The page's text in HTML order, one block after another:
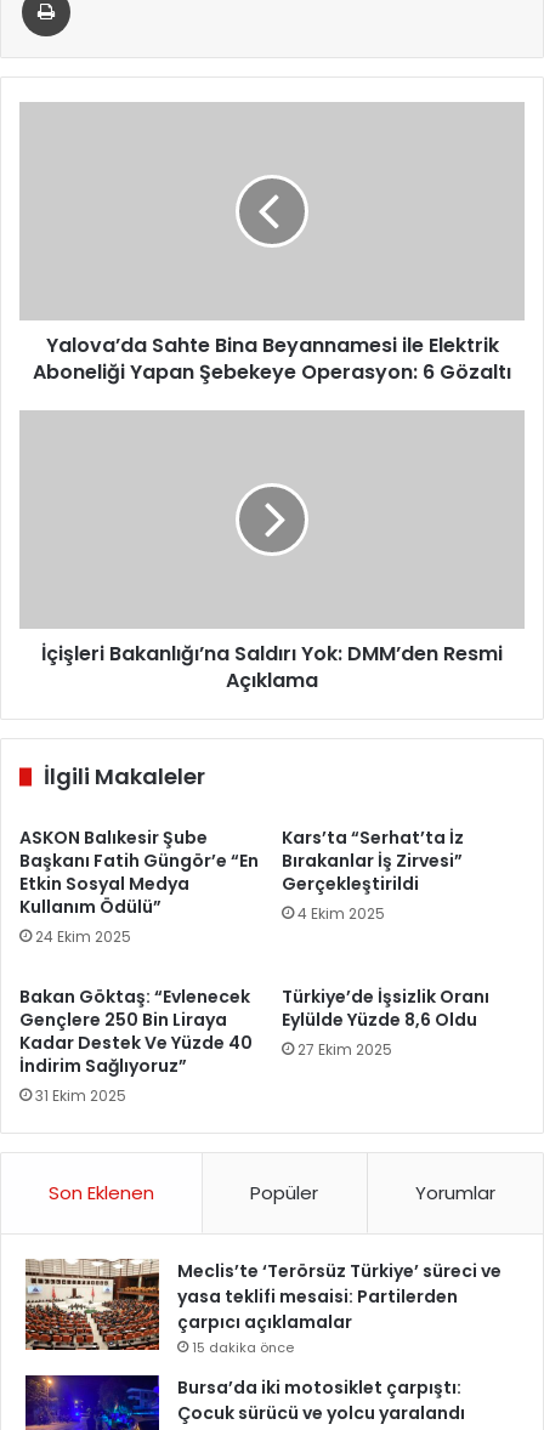
Şebekeye
Operasyon:
Yalova’da Sahte Bina Beyannamesi ile Elektrik
Aboneliği Yapan Şebekeye Operasyon: 6 Gözaltı
İçişleri Bakanlığı’na Saldırı Yok: DMM’den Resmi
Açıklama
İlgili Makaleler
ASKON Balıkesir Şube
Başkanı Fatih Güngör’e “En
Etkin Sosyal Medya
Kullanım Ödülü”
24 Ekim 2025
Kars’ta “Serhat’ta İz
Bırakanlar İş Zirvesi”
Gerçekleştirildi
4 Ekim 2025
Bakan Göktaş: “Evlenecek
Gençlere 250 Bin Liraya
Kadar Destek Ve Yüzde 40
İndirim Sağlıyoruz”
31 Ekim 2025
Türkiye’de İşsizlik Oranı
Eylülde Yüzde 8,6 Oldu
27 Ekim 2025
Son Eklenen Popüler Yorumlar
Meclis’te ‘Terörsüz Türkiye’ süreci ve
yasa teklifi mesaisi: Partilerden
çarpıcı açıklamalar
15 dakika önce
Bursa’da iki motosiklet çarpıştı:
Çocuk sürücü ve yolcu yaralandı